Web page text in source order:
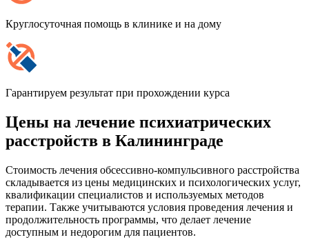
Круглосуточная помощь в клинике и на дому
Гарантируем результат при прохождении курса
Цены на лечение психиатрических
расстройств в Калининграде
Стоимость лечения обсессивно-компульсивного расстройства
складывается из цены медицинских и психологических услуг,
квалификации специалистов и используемых методов
терапии. Также учитываются условия проведения лечения и
продолжительность программы, что делает лечение
доступным и недорогим для пациентов.